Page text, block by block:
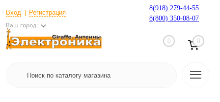
Вход Регистрация
Ваш город:
8(918) 279-44-55
8(800) 350-08-07
0 0